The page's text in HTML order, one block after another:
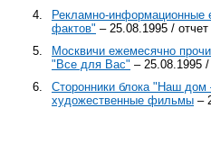
4.
Рекламно-информационные
фактов" – 25.08.1995 /
5.
Москвичи ежемесячно
"Все для Вас" – 25.08.1995
6.
Сторонники блока "Наш дом
художественные фильмы –